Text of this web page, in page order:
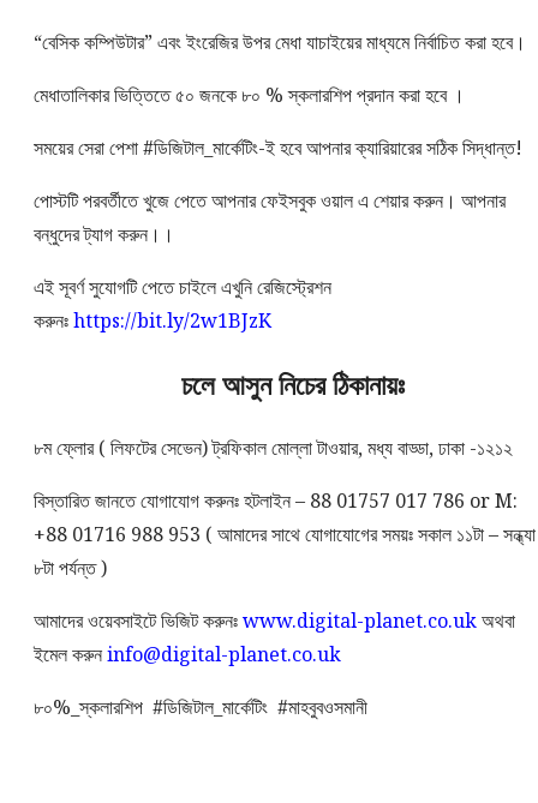
“বেসিক কম্পিউটার” এবং ইংরেজির উপর মেধা যাচাইয়ের মাধ্যমে নির্বাচিত করা হবে।
মেধাতালিকার ভিত্তিতে ৫০ জনকে ৮০ % স্কলারশিপ প্রদান করা হবে ।
সময়ের সেরা পেশা #ডিজিটাল_মার্কেটিং-ই হবে আপনার ক্যারিয়ারের সঠিক সিদ্ধান্ত!
পোস্টটি পরবর্তীতে খুজে পেতে আপনার ফেইসবুক ওয়াল এ শেয়ার করুন। আপনার
বন্ধুদের ট্যাগ করুন।।
এই সূবর্ণ সুযোগটি পেতে চাইলে এখুনি রেজিস্ট্রেশন
করুনঃhttps://bit.ly/2w1BJzK
চলে আসুন নিচের ঠিকানায়ঃ
৮ম ফ্লোর ( লিফটের সেভেন) ট্রফিকাল মোল্লা টাওয়ার, মধ্য বাড্ডা, ঢাকা -১২১২
বিস্তারিত জানতে যোগাযোগ করুনঃ হটলাইন – 88 01757 017 786 or M:
+88 01716 988 953 ( আমাদের সাথে যোগাযোগের সময়ঃ সকাল ১১টা – সন্ধ্যা
৮টা পর্যন্ত )
আমাদের ওয়েবসাইটে ভিজিট করুনঃwww.digital-planet.co.ukঅথবা
ইমেল করুনinfo@digital-planet.co.uk
৮০%_স্কলারশিপ #ডিজিটাল_মার্কেটিং #মাহবুবওসমানী